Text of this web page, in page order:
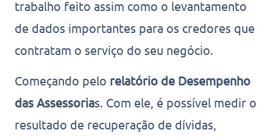
trabalho feito assim como o levantamento
de dados importantes para os credores que
contratam o serviço do seu negócio.
Começando pelo relatório de Desempenho
das Assessorias. Com ele, é possível medir o
resultado de recuperação de dívidas,